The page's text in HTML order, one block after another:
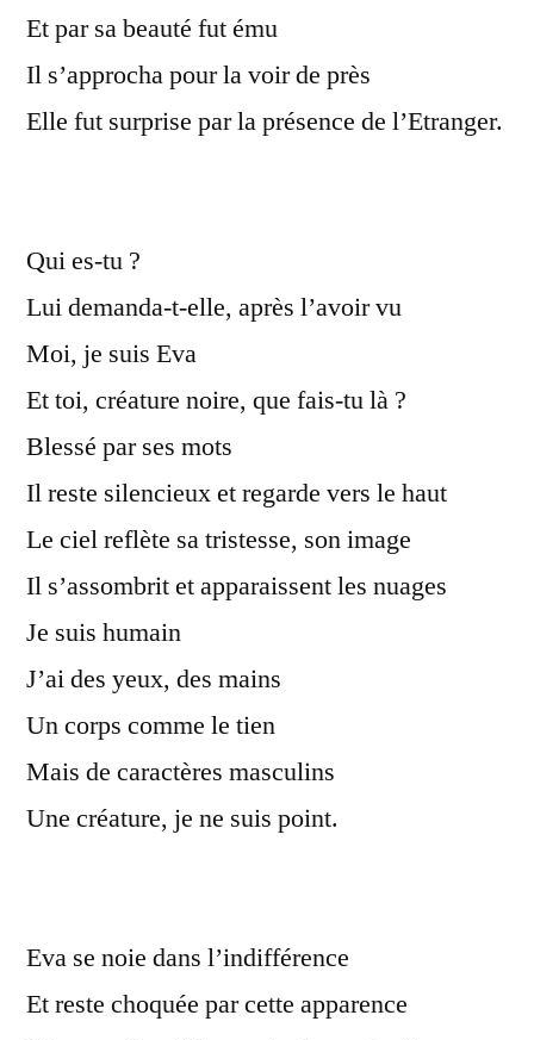
Et par sa beauté fut ému
Il s’approcha pour la voir de près
Elle fut surprise par la présence de l’Etranger.
Qui es-tu ?
Lui demanda-t-elle, après l’avoir vu
Moi, je suis Eva
Et toi, créature noire, que fais-tu là ?
Blessé par ses mots
Il reste silencieux et regarde vers le haut
Le ciel reflète sa tristesse, son image
Il s’assombrit et apparaissent les nuages
Je suis humain
J’ai des yeux, des mains
Un corps comme le tien
Mais de caractères masculins
Une créature, je ne suis point.
Eva se noie dans l’indifférence
Et reste choquée par cette apparence